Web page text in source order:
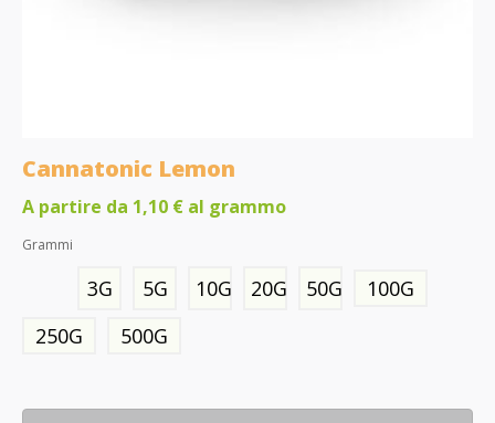
Cannatonic Lemon
A partire da 1,10 € al grammo
Grammi
3G 5G 10G 20G 50G
100G
250G
500G